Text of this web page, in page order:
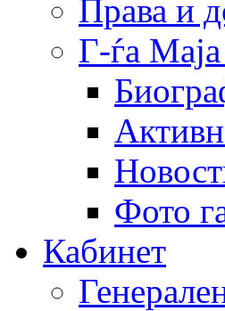
Права и
Г-ѓа
Фото
Кабинет